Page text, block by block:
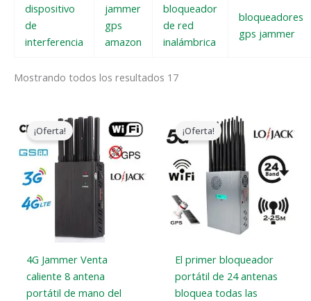
dispositivo
de
interferencia
jammer
gps
amazon
bloqueador
de red
inalámbrica
bloqueadores
gps jammer
Mostrando todos los resultados 17
¡Oferta!
4G Jammer Venta
caliente 8 antena
portátil de mano del
precio
original
era:
$599.00.
precio
actual
es:
$219.99.
¡Oferta!
El primer bloqueador
portátil de 24 antenas
bloquea todas las
precio
original
era:
$1,599.00.
precio
actual
$829.88.